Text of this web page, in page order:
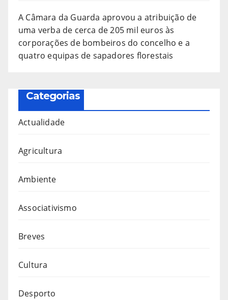
A Câmara da Guarda aprovou a atribuição de
uma verba de cerca de 205 mil euros às
corporações de bombeiros do concelho e a
quatro equipas de sapadores florestais
Categorias
Actualidade
Agricultura
Ambiente
Associativismo
Breves
Cultura
Desporto